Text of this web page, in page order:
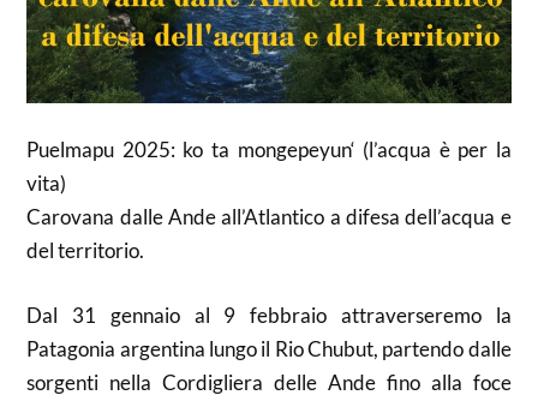
Puelmapu 2025: ko ta mongepeyun‘ (l’acqua è per la
vita)
Carovana dalle Ande all’Atlantico a difesa dell’acqua e
del territorio.
Dal 31 gennaio al 9 febbraio attraverseremo la
Patagonia argentina lungo il Rio Chubut, partendo dalle
sorgenti nella Cordigliera delle Ande fino alla foce